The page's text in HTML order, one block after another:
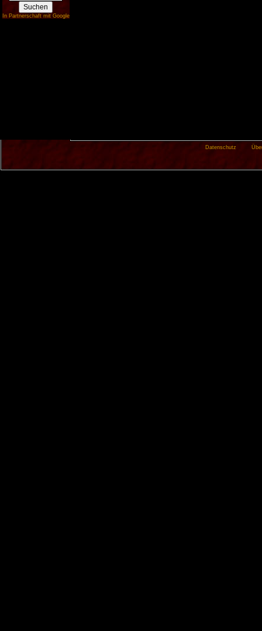
In Partnerschaft mit Google
Datenschutz